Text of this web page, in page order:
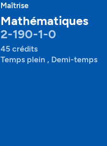
Maîtrise
Mathématiques
2-190-1-0
45 crédits
Temps plein , Demi-temps